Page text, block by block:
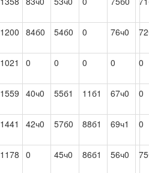
1200 84б0 54б0 0 76ч0
1021 0 0 0 0 0
1559 40ч0 55б1 11б1 67ч0 0
1441 42ч0 57б0 88б1 69ч1 0
1178 0 45ч0 86б1 56ч0